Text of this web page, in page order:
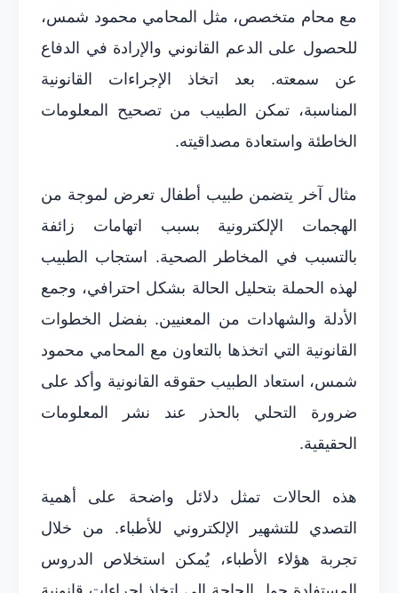
مع محام متخصص، مثل المحامي محمود شمس،
للحصول على الدعم القانوني والإرادة في الدفاع
عن سمعته. بعد اتخاذ الإجراءات القانونية
المناسبة، تمكن الطبيب من تصحيح المعلومات
الخاطئة واستعادة مصداقيته.
مثال آخر يتضمن طبيب أطفال تعرض لموجة من
الهجمات الإلكترونية بسبب اتهامات زائفة
بالتسبب في المخاطر الصحية. استجاب الطبيب
لهذه الحملة بتحليل الحالة بشكل احترافي، وجمع
الأدلة والشهادات من المعنيين. بفضل الخطوات
القانونية التي اتخذها بالتعاون مع المحامي محمود
شمس، استعاد الطبيب حقوقه القانونية وأكد على
ضرورة التحلي بالحذر عند نشر المعلومات
الحقيقية.
هذه الحالات تمثل دلائل واضحة على أهمية
التصدي للتشهير الإلكتروني للأطباء. من خلال
تجربة هؤلاء الأطباء، يُمكن استخلاص الدروس